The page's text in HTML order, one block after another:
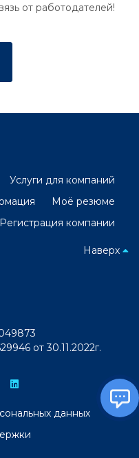
от работодателей!
Услуги для компаний
Моё резюме
Регистрация компании
Наверх
от 30.11.2022г.
данных